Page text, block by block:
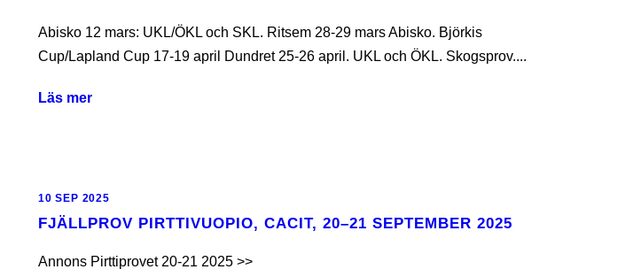
Abisko 12 mars: UKL/ÖKL och SKL. Ritsem 28-29 mars Abisko. Björkis
Cup/Lapland Cup 17-19 april Dundret 25-26 april. UKL och ÖKL. Skogsprov....
Läs mer
10 SEP 2025
FJÄLLPROV PIRTTIVUOPIO, CACIT, 20–21 SEPTEMBER 2025
Annons Pirttiprovet 20-21 2025 >>